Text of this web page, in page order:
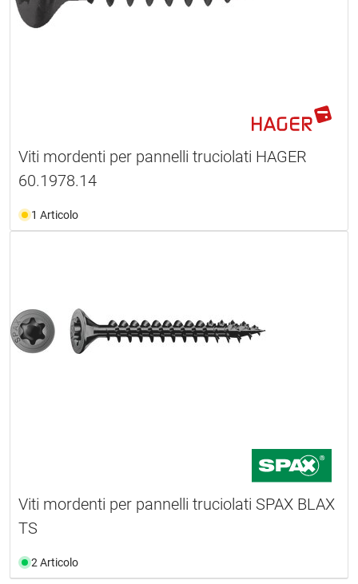
Viti mordenti per pannelli truciolati HAGER
60.1978.14
1 Articolo
Viti mordenti per pannelli truciolati SPAX BLAX
TS
2 Articolo